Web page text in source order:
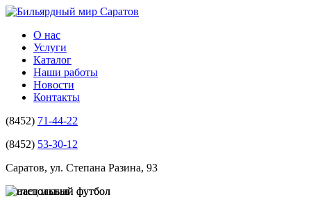
О нас
Услуги
Каталог
Наши работы
Новости
Контакты
(8452) 71-44-22
(8452) 53-30-12
Саратов, ул. Степана Разина, 93